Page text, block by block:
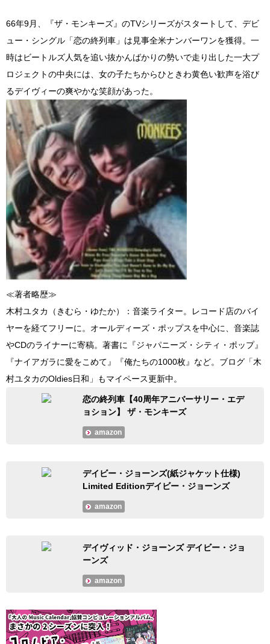
66年9月、『ザ・モンキーズ』のTVシリーズがスタートして、デビ
ュー・シングル「恋の終列車」は見事全米ナンバーワンを獲得。一
時はビートルズ人気を追い抜かんばかりの勢いで走り出した一大プ
ロジェクトの中央には、女の子たちからひときわ黄色い歓声を浴び
るデイヴィーの爽やかな笑顔があった。
≪著者略歴≫
木村ユタカ（きむら・ゆたか）：音楽ライター。レコード店のバイ
ヤーを経てフリーに。オールディーズ・ポップスを中心に、音楽誌
やCDのライナーに寄稿。著書に『ジャパニーズ・シティ・ポップ』
『ナイアガラに愛をこめて』『俺たちの1000枚』など。ブログ「木
村ユタカのOldies日和」もマイペース更新中。
恋の終列車【40周年アニバーサリー・エデ
ョション】 ザ・モンキーズ
amazon
デイビー・ジョーンズ(紙ジャケット仕様)
Limited Editionデイビー・ジョーンズ
amazon
デイヴィッド・ジョーンズ デイビー・ジョ
ーンズ
amazon